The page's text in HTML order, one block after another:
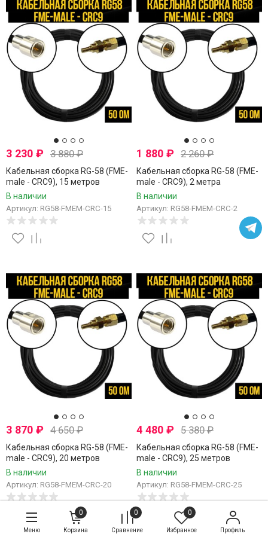
3 230 ₽ 3 880₽
Кабельная сборка RG-58 (FME-
male - CRC9), 15 метров
В наличии
Артикул: RG58-FMEM-CRC-15
1 880₽ 2 260₽
Кабельная сборка RG-58 (FME-
male - CRC9), 2 метра
В наличии
Артикул: RG58-FMEM-CRC-2
3 870 ₽ 4 650₽
Кабельная сборка RG-58 (FME-
male - CRC9), 20 метров
В наличии
Артикул: RG58-FMEM-CRC-20
4 480₽ 5 380₽
Кабельная сборка RG-58 (FME-
male - CRC9), 25 метров
В наличии
Артикул: RG58-FMEM-CRC-25
Меню
0
Корзина
0
Сравнение
0
Избранное Профиль